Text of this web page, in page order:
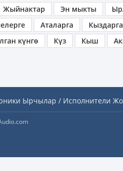
Жыйнактар Эн мыкты
Аталарга Кыздарга
күнгө Күз Кыш
Ырчылар / Исполнители